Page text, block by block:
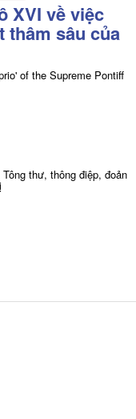
XVI về việc
thâm sâu của
of the Supreme Pontiff
thư, thông điệp, đoản